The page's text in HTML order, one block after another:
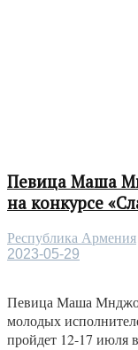
Певица Маша
на конкурсе
Республика Армения
2023-05-29
Певица Маша
молодых
пройдет 12-17 июля